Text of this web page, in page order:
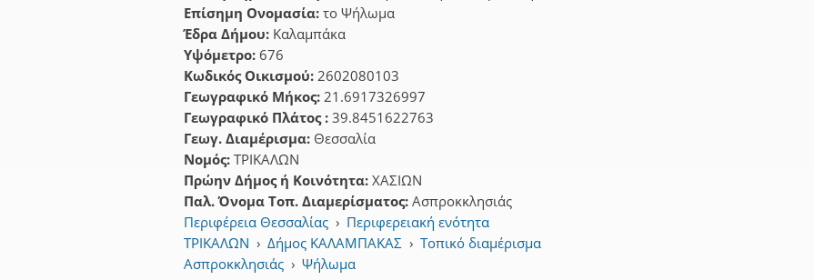
Επίσημη Ονομασία: το Ψήλωμα
Έδρα Δήμου: Καλαμπάκα
Υψόμετρο: 676
Κωδικός Οικισμού: 2602080103
Γεωγραφικό Μήκος: 21.6917326997
Γεωγραφικό Πλάτος : 39.8451622763
Γεωγ. Διαμέρισμα: Θεσσαλία
Νομός: ΤΡΙΚΑΛΩΝ
Πρώην Δήμος ή Κοινότητα: ΧΑΣΙΩΝ
Παλ. Όνομα Τοπ. Διαμερίσματος: Ασπροκκλησιάς
Περιφέρεια Θεσσαλίας › Περιφερειακή ενότητα
ΤΡΙΚΑΛΩΝ › Δήμος ΚΑΛΑΜΠΑΚΑΣ › Τοπικό διαμέρισμα
Ασπροκκλησιάς › Ψήλωμα